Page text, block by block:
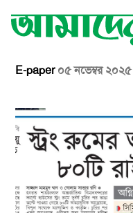
E-paper০৫ নভেম্বর ২০২৫